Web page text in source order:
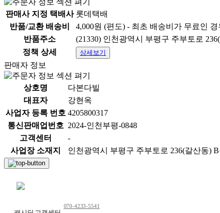
판매사 지정 택배사 롯데택배
반품/교환 배송비
4,000원 (편도) - 최초 배송비가 무료인
반품주소
(21330) 인천광역시 부평구 주부토로
정책 상세
상세보기
판매자 정보
상호명
다본다빌
대표자
강현옥
사업자 등록 번호 4205800317
통신판매업번호 2024-인천부평-0848
고객센터
-
사업장 소재지
인천광역시 부평구 주부토로 236(갈산동) B
070-4233-5541